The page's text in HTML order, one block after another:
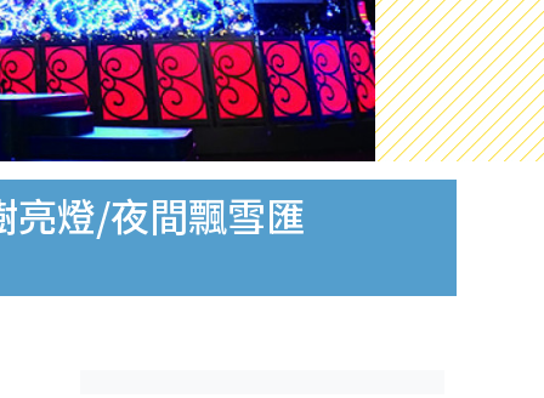
亮燈/夜間飄雪匯